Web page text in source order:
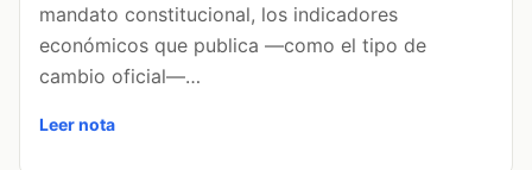
mandato constitucional, los indicadores
económicos que publica —como el tipo de
cambio oficial—…
Leer nota